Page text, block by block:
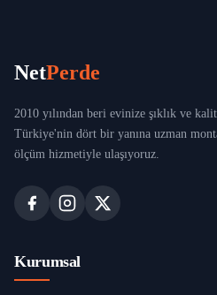
NetPerde
2010 yılından beri evinize şıklık ve
Türkiye'nin dört bir yanına uzman
ölçüm hizmetiyle ulaşıyoruz.
Kurumsal